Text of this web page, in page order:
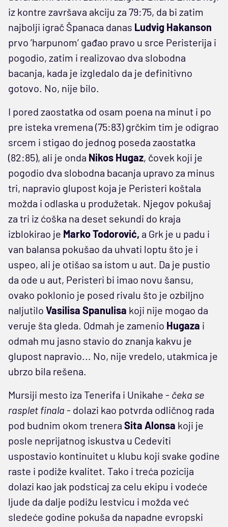
iz kontre završava akciju za 79:75, da bi zatim
najbolji igrač Španaca danas Ludvig Hakanson
prvo ’harpunom’ gađao pravo u srce Peristerija i
pogodio, zatim i realizovao dva slobodna
bacanja, kada je izgledalo da je definitivno
gotovo. No, nije bilo.
I pored zaostatka od osam poena na minut i po
pre isteka vremena (75:83) grčkim tim je odigrao
srcem i stigao do jednog poseda zaostatka
(82:85), ali je onda Nikos Hugaz, čovek koji je
pogodio dva slobodna bacanja upravo za minus
tri, napravio glupost koja je Peristeri koštala
možda i odlaska u produžetak. Njegov pokušaj
za tri iz ćoška na deset sekundi do kraja
izblokirao je Marko Todorović, a Grk je u padu i
van balansa pokušao da uhvati loptu što je i
uspeo, ali je otišao sa istom u aut. Da je pustio
da ode u aut, Peristeri bi imao novu šansu,
ovako poklonio je posed rivalu što je ozbiljno
naljutilo Vasilisa Spanulisa koji nije mogao da
veruje šta gleda. Odmah je zamenio Hugaza i
odmah mu jasno stavio do znanja kakvu je
glupost napravio... No, nije vredelo, utakmica je
ubrzo bila rešena.
Mursiji mesto iza Tenerifa i Unikahe - čeka se
rasplet finala - dolazi kao potvrda odličnog rada
pod budnim okom trenera Sita Alonsa koji je
posle neprijatnog iskustva u Cedeviti
uspostavio kontinuitet u klubu koji svake godine
raste i podiže kvalitet. Tako i treća pozicija
dolazi kao jak podsticaj za celu ekipu i vodeće
ljude da dalje podižu lestvicu i možda već
sledeće godine pokuša da napadne evropski